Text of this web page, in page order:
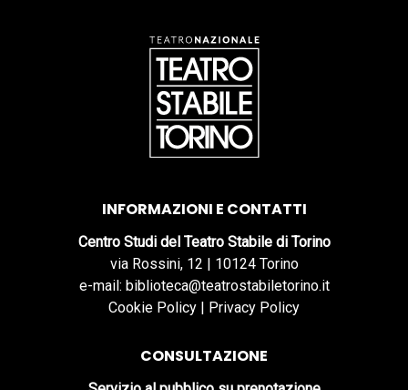
INFORMAZIONI E CONTATTI
Centro Studi del Teatro Stabile di Torino
via Rossini, 12 | 10124 Torino
e-mail: biblioteca@teatrostabiletorino.it
Cookie Policy | Privacy Policy
CONSULTAZIONE